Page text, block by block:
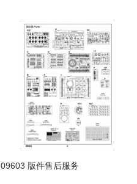
09603 版件售后服务